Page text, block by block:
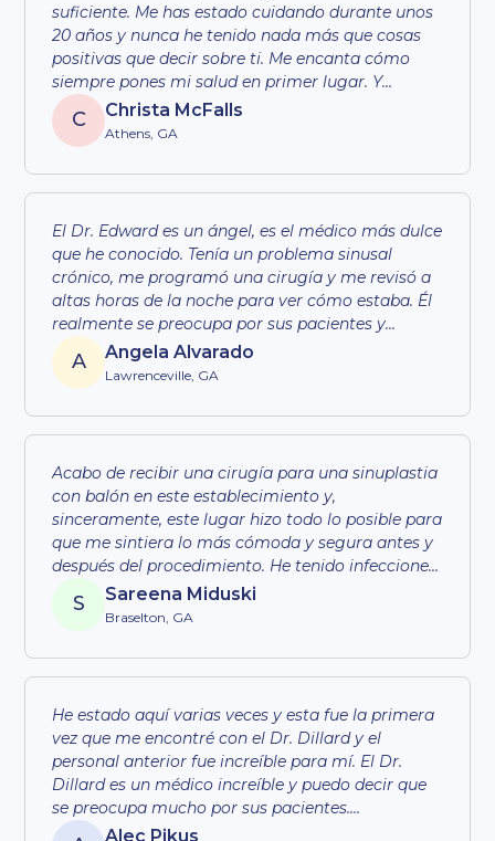
suficiente. Me has estado cuidando durante unos
20 años y nunca he tenido nada más que cosas
positivas que decir sobre ti. Me encanta cómo
siempre pones mi salud en primer lugar. Y
discutes las cosas conmigo de una manera que
me hace saber que realmente te preocupas por
mi bienestar.
C Christa McFalls
Athens, GA
El Dr. Edward es un ángel, es el médico más dulce
que he conocido. Tenía un problema sinusal
crónico, me programó una cirugía y me revisó a
altas horas de la noche para ver cómo estaba. Él
realmente se preocupa por sus pacientes y
siempre está ahí si tienes
preocupaciones. Lo recomiendo totalmente si
alguna vez necesitas un médico especialista en
sinusitis. El Dr. David Edwards es el mejor. ¡¡¡Le
daría más de 5 estrellas!!!
A Angela Alvarado
Lawrenceville, GA
Acabo de recibir una cirugía para una sinuplastia
con balón en este establecimiento y,
sinceramente, este lugar hizo todo lo posible para
que me sintiera lo más cómoda y segura antes y
después del procedimiento. He tenido infecciones
crónicas del oído durante la mayor parte de mi
vida y, por primera vez en mucho tiempo, me
que insistieron en ponerme la aguja de anestesia
en la mano en lugar del brazo, como hubiera
preferido, su trato con los pacientes y el parto
fueron impecables. Gracias, Dr. Edwards, y su
equipo. ¡Mi gratitud se extiende sin medida!
Definitivamente no espero volver a operarme en
este lugar (quién lo haría) Ja, ja, ja, ja, ja, ja, pero
creo que saben lo que hacen. 😂
S Sareena Miduski
Braselton, GA
He estado aquí varias veces y esta fue la primera
vez que me encontré con el Dr. Dillard y el
personal anterior fue increíble para mí. El Dr.
Dillard es un médico increíble y puedo decir que
se preocupa mucho por sus pacientes.
Recomiendo al Dr. Dillard a cualquiera. Es el
Alec Pikus